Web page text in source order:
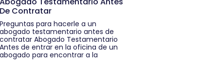
De Contratar
Preguntas para hacerle a un
abogado testamentario antes de
contratar Abogado Testamentario
Antes de entrar en la oficina de un
abogado para encontrar a la